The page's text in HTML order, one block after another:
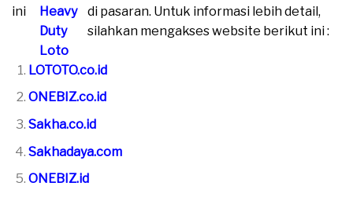
ini
Heavy
Duty
Loto
di pasaran. Untuk informasi lebih detail,
silahkan mengakses website berikut ini :
LOTOTO.co.id
ONEBIZ.co.id
Sakha.co.id
Sakhadaya.com
ONEBIZ.id